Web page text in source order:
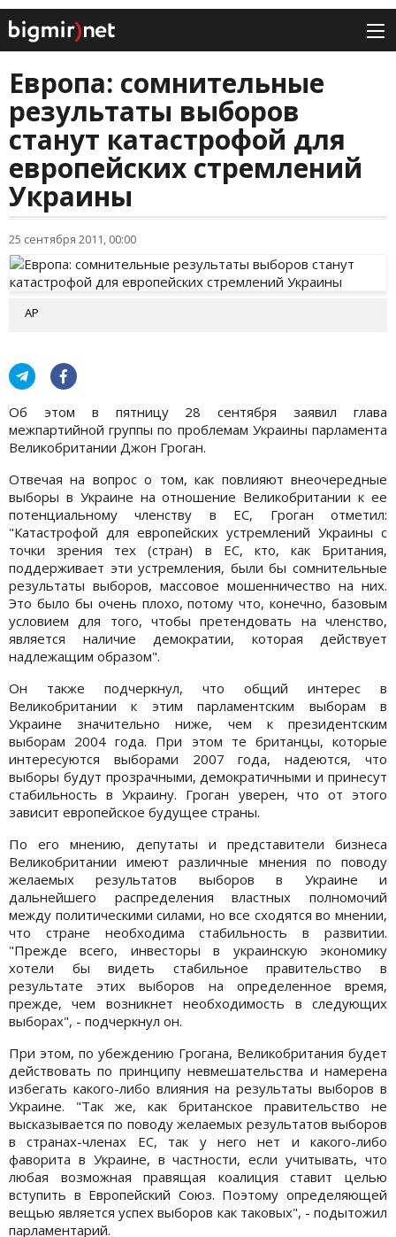
Европа: сомнительные
результаты выборов
станут катастрофой для
европейских стремлений
Украины
25 сентября 2011, 00:00
АР
Об этом в пятницу 28 сентября заявил глава
межпартийной группы по проблемам Украины парламента
Великобритании Джон Гроган.
Отвечая на вопрос о том, как повлияют внеочередные
выборы в Украине на отношение Великобритании к ее
потенциальному членству в ЕС, Гроган отметил:
"Катастрофой для европейских устремлений Украины с
точки зрения тех (стран) в ЕС, кто, как Британия,
поддерживает эти устремления, были бы сомнительные
результаты выборов, массовое мошенничество на них.
Это было бы очень плохо, потому что, конечно, базовым
условием для того, чтобы претендовать на членство,
является наличие демократии, которая действует
надлежащим образом".
Он также подчеркнул, что общий интерес в
Великобритании к этим парламентским выборам в
Украине значительно ниже, чем к президентским
выборам 2004 года. При этом те британцы, которые
интересуются выборами 2007 года, надеются, что
выборы будут прозрачными, демократичными и принесут
стабильность в Украину. Гроган уверен, что от этого
зависит европейское будущее страны.
По его мнению, депутаты и представители бизнеса
Великобритании имеют различные мнения по поводу
желаемых результатов выборов в Украине и
дальнейшего распределения властных полномочий
между политическими силами, но все сходятся во мнении,
что стране необходима стабильность в развитии.
"Прежде всего, инвесторы в украинскую экономику
хотели бы видеть стабильное правительство в
результате этих выборов на определенное время,
прежде, чем возникнет необходимость в следующих
выборах", - подчеркнул он.
При этом, по убеждению Грогана, Великобритания будет
действовать по принципу невмешательства и намерена
избегать какого-либо влияния на результаты выборов в
Украине. "Так же, как британское правительство не
высказывается по поводу желаемых результатов выборов
в странах-членах ЕС, так у него нет и какого-либо
фаворита в Украине, в частности, если учитывать, что
любая возможная правящая коалиция ставит целью
вступить в Европейский Союз. Поэтому определяющей
вещью является успех выборов как таковых", - подытожил
парламентарий.